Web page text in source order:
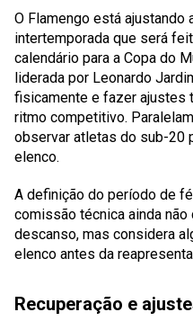
O Flamengo está ajustando
intertemporada que será
calendário para a Copa do
liderada por Leonardo
fisicamente e fazer ajustes
ritmo competitivo.
observar atletas do sub-20
elenco.
A definição do período de
comissão técnica ainda
descanso, mas considera
elenco antes da
Recuperação e